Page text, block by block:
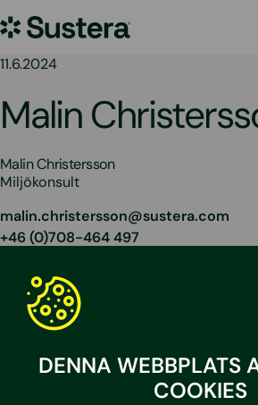
DENNA WEBBPLATS
COOKIES
till
Sustera
Sweden
11.6.2024
Malin
Malin Christersson
Miljökonsult
malin.christersson@sustera.com
+46 (0)708-464 497
Sustera
Sweden
Kontakta oss